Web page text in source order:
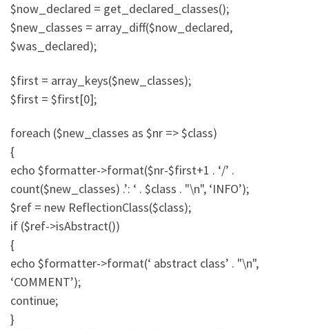
$now_declared = get_declared_classes();
$new_classes = array_diff($now_declared,
$was_declared);
$first = array_keys($new_classes);
$first = $first[0];
foreach ($new_classes as $nr => $class)
{
echo $formatter->format($nr-$first+1 . ‘/’ .
count($new_classes) .’: ‘ . $class . "\n", ‘INFO’);
$ref = new ReflectionClass($class);
if ($ref->isAbstract())
{
echo $formatter->format(‘ abstract class’ . "\n",
‘COMMENT’);
continue;
}